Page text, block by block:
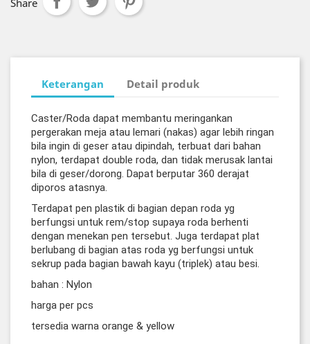
Share
Keterangan Detail produk
Caster/Roda dapat membantu meringankan
pergerakan meja atau lemari (nakas) agar lebih ringan
bila ingin di geser atau dipindah, terbuat dari bahan
nylon, terdapat double roda, dan tidak merusak lantai
bila di geser/dorong. Dapat berputar 360 derajat
diporos atasnya.
Terdapat pen plastik di bagian depan roda yg
berfungsi untuk rem/stop supaya roda berhenti
dengan menekan pen tersebut. Juga terdapat plat
berlubang di bagian atas roda yg berfungsi untuk
sekrup pada bagian bawah kayu (triplek) atau besi.
bahan : Nylon
harga per pcs
tersedia warna orange & yellow